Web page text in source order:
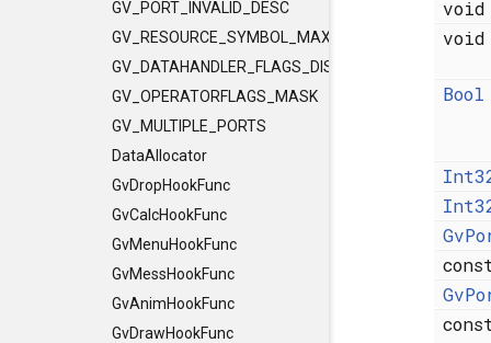
GV_PORT_INVALID_DESC
GV_RESOURCE_SYMBOL_MAX_LENGTH
GV_DATAHANDLER_FLAGS_DISCLEVEL
GV_OPERATORFLAGS_MASK
GV_MULTIPLE_PORTS
DataAllocator
GvDropHookFunc
GvCalcHookFunc
GvMenuHookFunc
GvMessHookFunc
GvAnimHookFunc
GvDrawHookFunc
Bool